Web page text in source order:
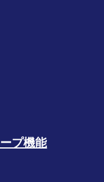
プ機能